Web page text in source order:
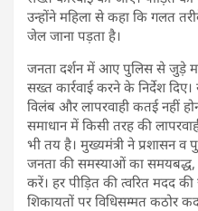
उन्होंने महिला से कहा कि गलत
जेल जाना पड़ता है।
जनता दर्शन में आए पुलिस से जुड़े
सख्त कार्रवाई करने के निर्देश
विलंब और लापरवाही कतई नहीं
समाधान में किसी तरह की
भी तय है। मुख्यमंत्री ने प्रशासन
जनता की समस्याओं का समयबद्ध,
करें। हर पीड़ित की त्वरित मदद
शिकायतों पर विधिसम्मत कठोर